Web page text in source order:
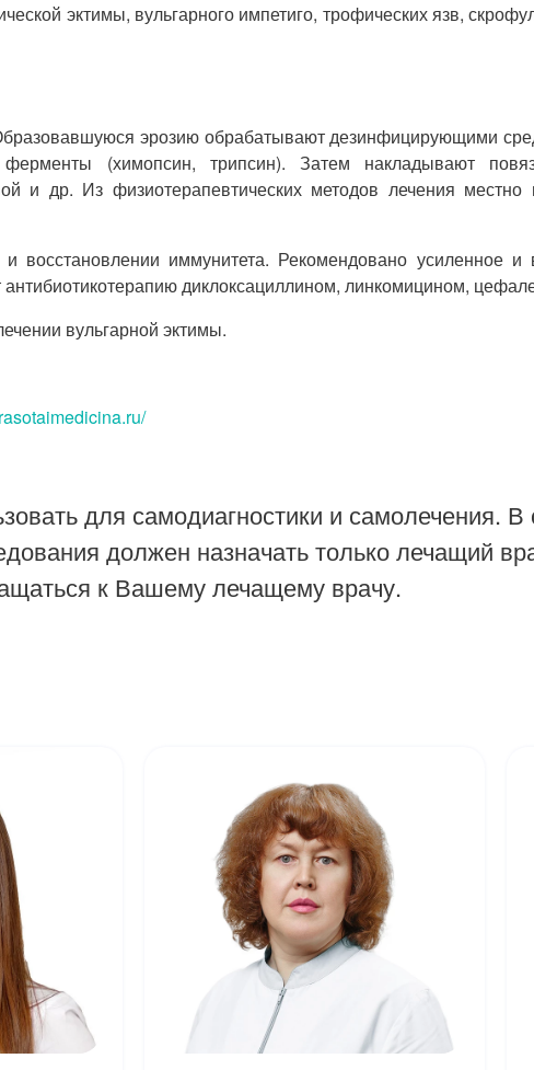
эктимы, вульгарного импетиго, трофических язв,
эрозию обрабатывают дезинфицирующими
(химопсин, трипсин). Затем накладывают
и др. Из физиотерапевтических методов лечения
иммунитета. Рекомендовано усиленное и
диклоксациллином, линкомицином,
вульгарной эктимы.
для самодиагностики и самолечения. В
должен назначать только лечащий
к Вашему лечащему врачу.